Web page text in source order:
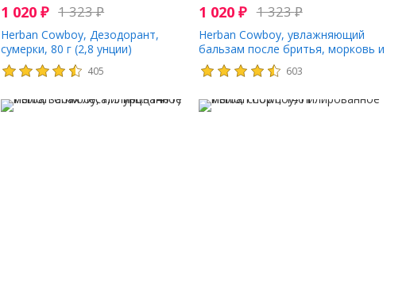
1 020 ₽ 1 323₽
Herban Cowboy, Дезодорант,
сумерки, 80 г (2,8 унции)
405
1 020₽ 1 323₽
Herban Cowboy, увлажняющий
бальзам после бритья, морковь и
огурец, 100 мл (3,4 жидк. унции)
603